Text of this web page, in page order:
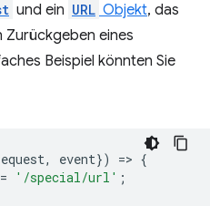
und ein URL Objekt, das
eines
Beispiel könnten Sie
, event}) => {
'/special/url' ;